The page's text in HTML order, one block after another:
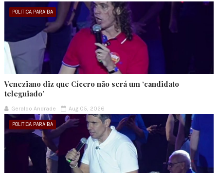
POLITICA PARAIBA
Veneziano diz que Cícero não será um ‘candidato
teleguiado’
Geraldo Andrade Aug 05, 2026
POLITICA PARAIBA